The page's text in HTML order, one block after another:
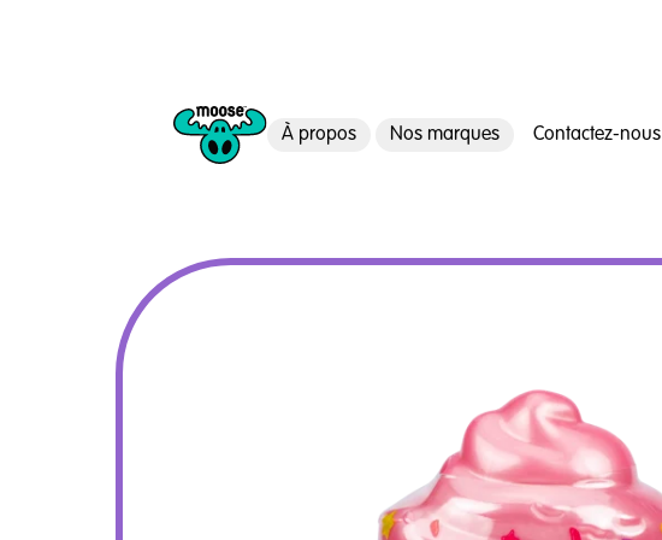
À propos Nos marques Contactez-nous